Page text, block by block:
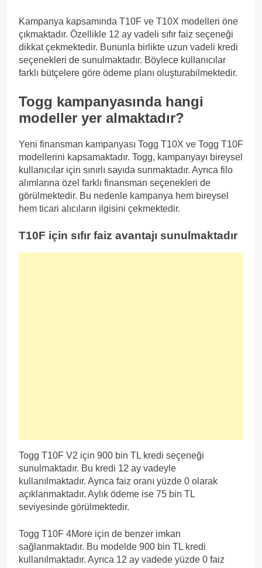
Kampanya kapsamında T10F ve T10X modelleri öne
çıkmaktadır. Özellikle 12 ay vadeli sıfır faiz seçeneği
dikkat çekmektedir. Bununla birlikte uzun vadeli kredi
seçenekleri de sunulmaktadır. Böylece kullanıcılar
farklı bütçelere göre ödeme planı oluşturabilmektedir.
Togg kampanyasında hangi
modeller yer almaktadır?
Yeni finansman kampanyası Togg T10X ve Togg T10F
modellerini kapsamaktadır. Togg, kampanyayı bireysel
kullanıcılar için sınırlı sayıda sunmaktadır. Ayrıca filo
alımlarına özel farklı finansman seçenekleri de
görülmektedir. Bu nedenle kampanya hem bireysel
hem ticari alıcıların ilgisini çekmektedir.
T10F için sıfır faiz avantajı sunulmaktadır
Togg T10F V2 için 900 bin TL kredi seçeneği
sunulmaktadır. Bu kredi 12 ay vadeyle
kullanılmaktadır. Ayrıca faiz oranı yüzde 0 olarak
açıklanmaktadır. Aylık ödeme ise 75 bin TL
seviyesinde görülmektedir.
Togg T10F 4More için de benzer imkan
sağlanmaktadır. Bu modelde 900 bin TL kredi
kullanılmaktadır. Ayrıca 12 ay vadede yüzde 0 faiz